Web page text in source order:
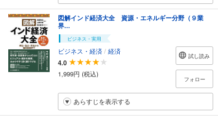
図解インド経済大全 資源・エネルギー分野（９業
界...
ビジネス・実用
ビジネス・経済 / 経済
4.0
1,999円 (税込)
試し読み
フォロー
あらすじを表示する